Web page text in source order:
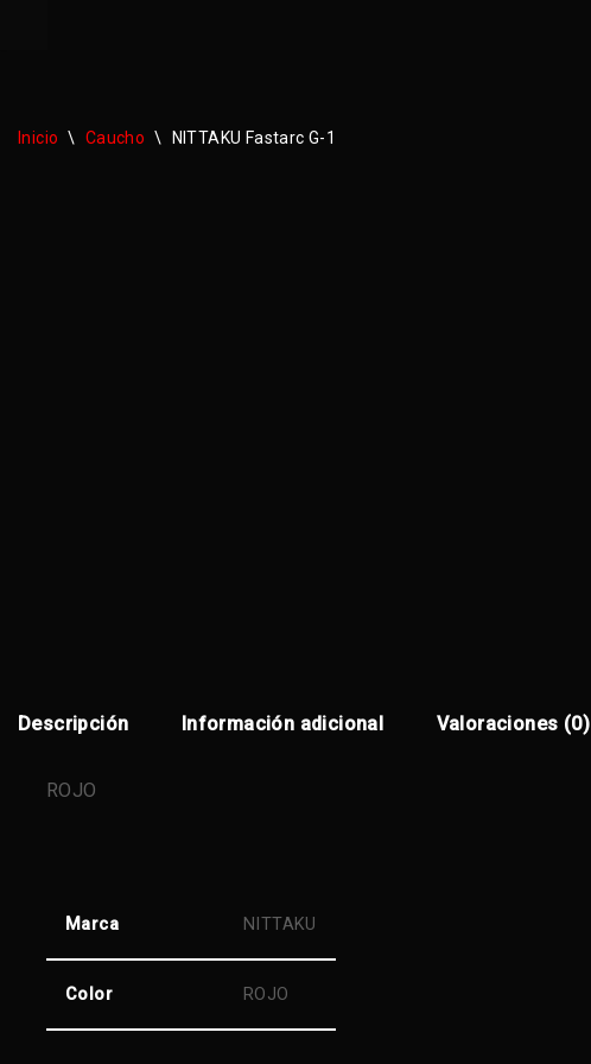
contenido
Inicio \ Caucho \ NITTAKU Fastarc G-1
Descripción Información adicional Valoraciones (0)
ROJO
Marca NITTAKU
Color ROJO